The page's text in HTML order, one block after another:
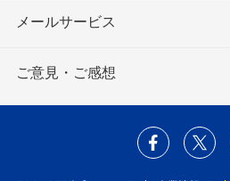
メールサービス
ご意見・ご感想